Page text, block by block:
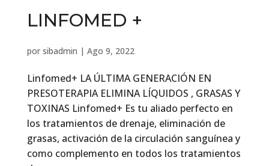
LINFOMED +
por sibadmin | Ago 9, 2022
Linfomed+ LA ÚLTIMA GENERACIÓN EN
PRESOTERAPIA ELIMINA LÍQUIDOS , GRASAS Y
TOXINAS Linfomed+ Es tu aliado perfecto en
los tratamientos de drenaje, eliminación de
grasas, activación de la circulación sanguínea y
como complemento en todos los tratamientos